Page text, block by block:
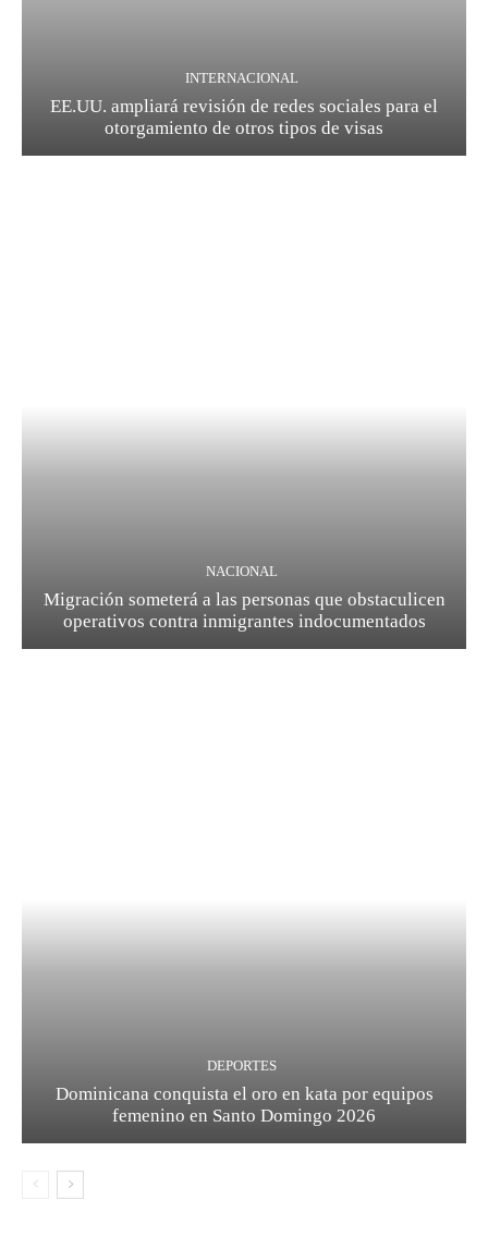
INTERNACIONAL
EE.UU. ampliará revisión de redes sociales para el
otorgamiento de otros tipos de visas
NACIONAL
Migración someterá a las personas que obstaculicen
operativos contra inmigrantes indocumentados
DEPORTES
Dominicana conquista el oro en kata por equipos
femenino en Santo Domingo 2026